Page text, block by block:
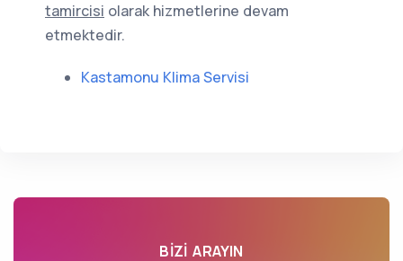
tamircisi olarak hizmetlerine devam
etmektedir.
Kastamonu Klima Servisi
BIZI ARAYIN